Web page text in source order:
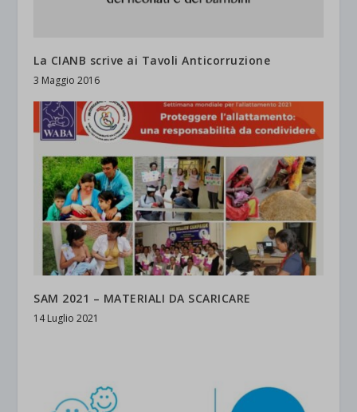
La CIANB scrive ai Tavoli Anticorruzione
3 Maggio 2016
SAM 2021 – MATERIALI DA SCARICARE
14 Luglio 2021